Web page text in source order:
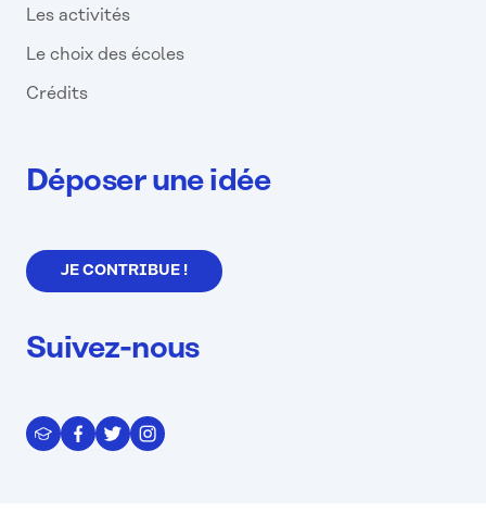
Les activités
Le choix des écoles
Crédits
Déposer une idée
JE CONTRIBUE !
Suivez-nous